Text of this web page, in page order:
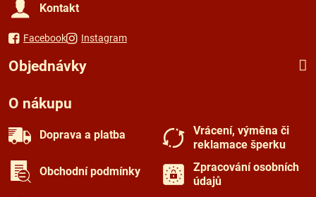
Kontakt
Facebook Instagram
Objednávky
O nákupu
Doprava a platba
Vrácení, výměna či
reklamace šperku
Obchodní podmínky
Zpracování osobních
údajů